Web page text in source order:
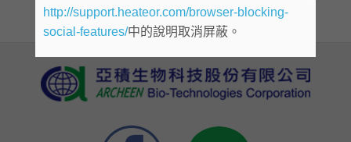
http://support.heateor.com/browser-blocking-
social-features/中的說明取消屏蔽。